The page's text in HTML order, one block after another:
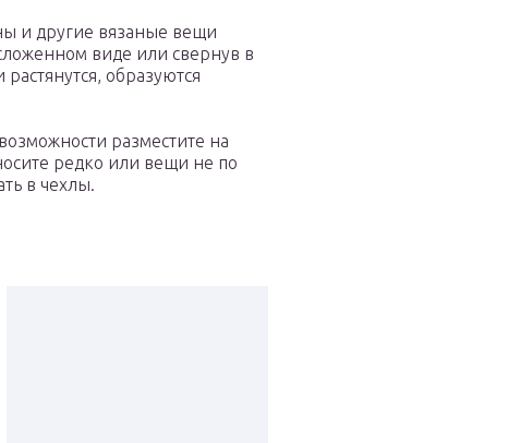
и другие вязаные вещи
виде или свернув в
образуются
разместите на
редко или вещи не по
в чехлы.